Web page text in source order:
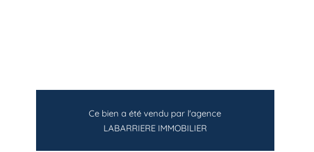
Ce bien a été vendu par l'agence
LABARRIERE IMMOBILIER